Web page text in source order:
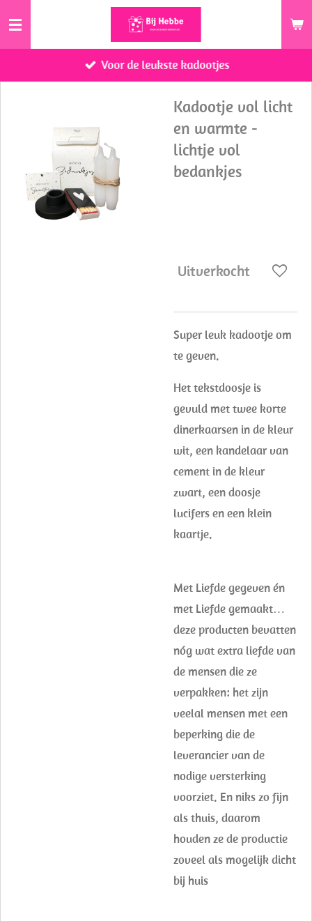
Ga
de
Voor de leukste kadootjes
Kadootje vol licht
en warmte -
lichtje vol
bedankjes
Uitverkocht
Super leuk kadootje om
te geven.
Het tekstdoosje is
gevuld met twee korte
dinerkaarsen in de kleur
wit, een kandelaar van
cement in de kleur
zwart, een doosje
lucifers en een klein
kaartje.
Met Liefde gegeven én
met Liefde gemaakt…
deze producten bevatten
nóg wat extra liefde van
de mensen die ze
verpakken: het zijn
veelal mensen met een
beperking die de
leverancier van de
nodige versterking
voorziet. En niks zo fijn
als thuis, daarom
houden ze de productie
zoveel als mogelijk dicht
bij huis